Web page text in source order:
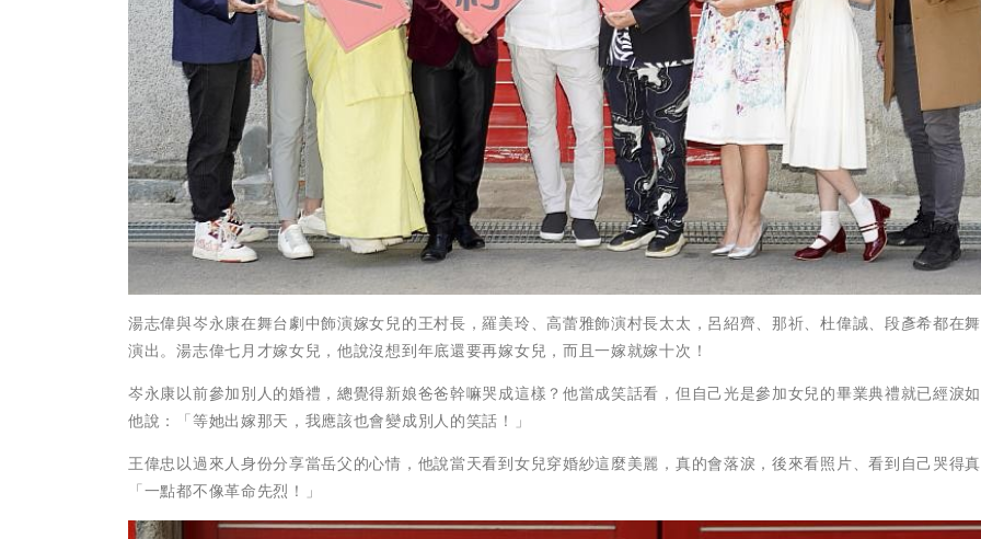
湯志偉與岑永康在舞台劇中飾演嫁女兒的王村長，羅美玲、高蕾雅飾演村長太太，呂紹齊、那祈、杜偉誠、段彥希都在
演出。湯志偉七月才嫁女兒，他說沒想到年底還要再嫁女兒，而且一嫁就嫁十次！
岑永康以前參加別人的婚禮，總覺得新娘爸爸幹嘛哭成這樣？他當成笑話看，但自己光是參加女兒的畢業典禮就已經淚
他說：「等她出嫁那天，我應該也會變成別人的笑話！」
王偉忠以過來人身份分享當岳父的心情，他說當天看到女兒穿婚紗這麼美麗，真的會落淚，後來看照片、看到自己哭得
「一點都不像革命先烈！」